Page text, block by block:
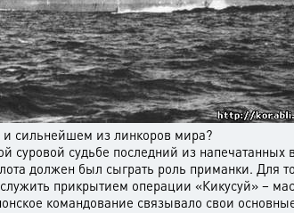
сильнейшем из линкоров мира?
суровой судьбе последний из
должен был сыграть роль приманки. Для
прикрытием операции «Кикусуй» –
командование связывало свои